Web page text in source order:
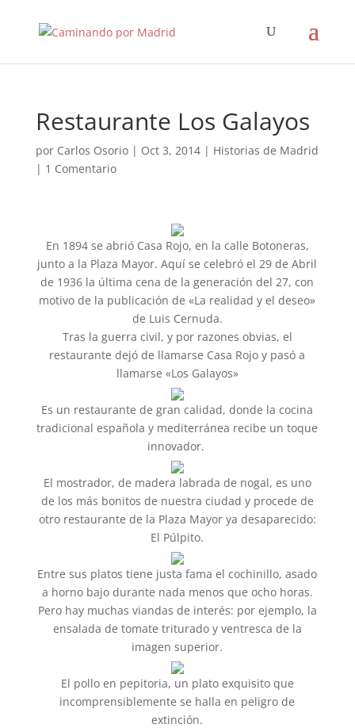
Restaurante Los Galayos
por Carlos Osorio| Oct 3, 2014| Historias de Madrid
| 1 Comentario
En 1894 se abrió Casa Rojo, en la calle Botoneras,
junto a la Plaza Mayor. Aquí se celebró el 29 de Abril
de 1936 la última cena de la generación del 27, con
motivo de la publicación de «La realidad y el deseo»
de Luis Cernuda.
Tras la guerra civil, y por razones obvias, el
restaurante dejó de llamarse Casa Rojo y pasó a
llamarse «Los Galayos»
Es un restaurante de gran calidad, donde la cocina
tradicional española y mediterránea recibe un toque
innovador.
El mostrador, de madera labrada de nogal, es uno
de los más bonitos de nuestra ciudad y procede de
otro restaurante de la Plaza Mayor ya desaparecido:
El Púlpito.
Entre sus platos tiene justa fama el cochinillo, asado
a horno bajo durante nada menos que ocho horas.
Pero hay muchas viandas de interés: por ejemplo, la
ensalada de tomate triturado y ventresca de la
imagen superior.
El pollo en pepitoria, un plato exquisito que
incomprensiblemente se halla en peligro de
extinción.